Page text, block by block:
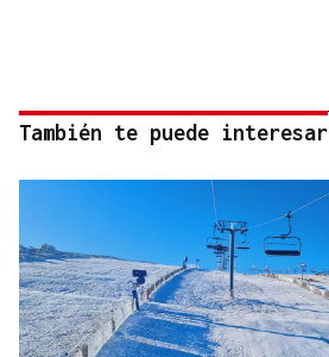
También te puede interesar